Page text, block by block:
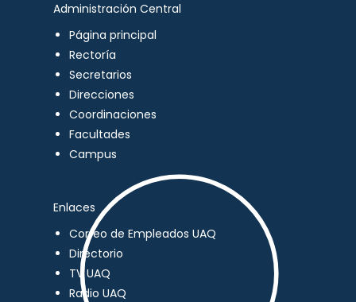
Administración Central
Página principal
Rectoría
Secretarios
Direcciones
Coordinaciones
Facultades
Campus
Enlaces
Correo de Empleados UAQ
Directorio
TV UAQ
Radio UAQ